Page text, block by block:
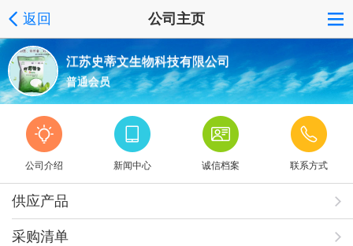
返回 公司主页
江苏史蒂文生物科技有限公司
普通会员
公司介绍 新闻中心 诚信档案 联系方式
供应产品
采购清单